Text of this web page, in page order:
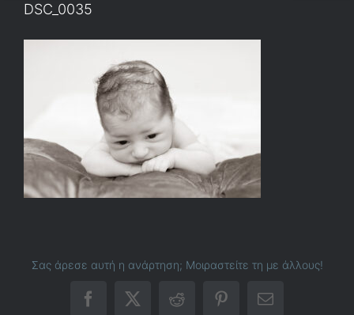
DSC_0035
Σας άρεσε αυτή η ανάρτηση; Μοιραστείτε τη με άλλους!
Facebook
X RedditPinterestEmail